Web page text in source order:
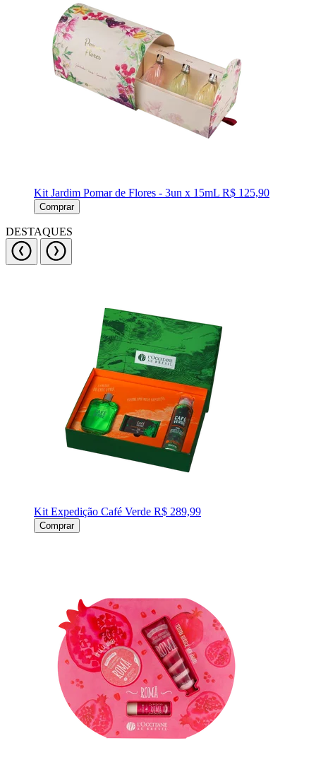
Kit Jardim Pomar de Flores - 3un x 15mL R$ 125,90
Comprar
DESTAQUES
Kit Expedição Café Verde R$ 289,99
Comprar